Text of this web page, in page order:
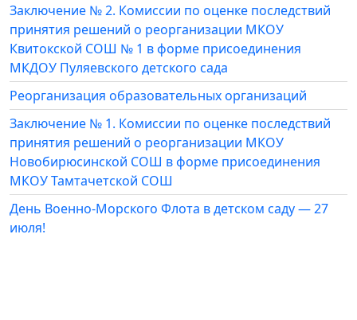
Заключение № 2. Комиссии по оценке последствий
принятия решений о реорганизации МКОУ
Квитокской СОШ № 1 в форме присоединения
МКДОУ Пуляевского детского сада
Реорганизация образовательных организаций
Заключение № 1. Комиссии по оценке последствий
принятия решений о реорганизации МКОУ
Новобирюсинской СОШ в форме присоединения
МКОУ Тамтачетской СОШ
День Военно-Морского Флота в детском саду — 27
июля!